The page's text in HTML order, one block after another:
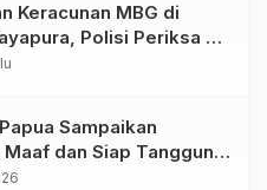
Keracunan MBG di
Polisi Periksa 30
Sampaikan
dan Siap Tanggung
Keracunan MBG